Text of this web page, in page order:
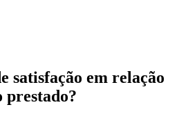
satisfação em relação
prestado?